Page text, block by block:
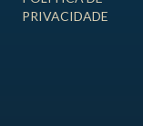
PRIVACIDADE